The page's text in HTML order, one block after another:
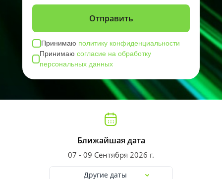
Принимаю политику конфиденциальности
Принимаюсогласие на обработку
персональных данных
Ближайшая дата
07 - 09 Сентября 2026 г.
Другие даты